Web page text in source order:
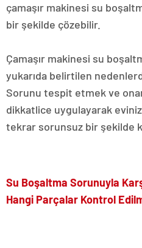
çamaşır makinesi su
bir şekilde çözebilir.
Çamaşır makinesi su
yukarıda belirtilen
Sorunu tespit etmek ve
dikkatlice uygulayarak
tekrar sorunsuz bir şekilde
Su Boşaltma Sorunuyla
Hangi Parçalar Kontrol